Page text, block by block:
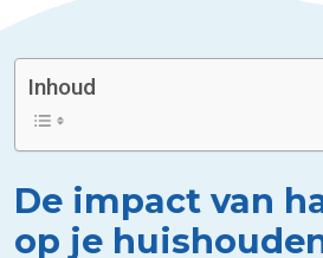
Inhoud
De impact van
op je